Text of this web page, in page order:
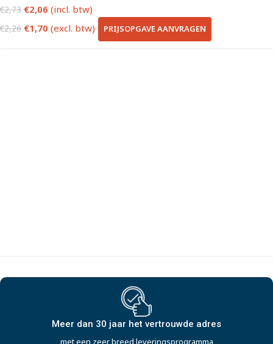
€2,73 €2,06 (incl. btw)
€2,26 €1,70 (excl. btw) PRIJSOPGAVE AANVRAGEN
Meer dan 30 jaar het vertrouwde adres
met een zeer breed leveringsprogramma